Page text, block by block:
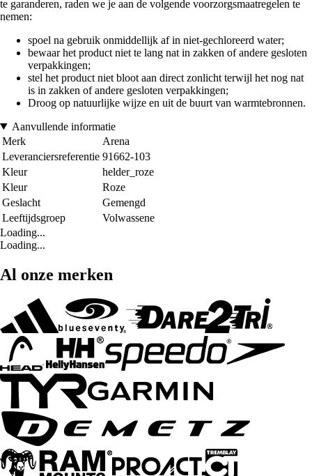
te garanderen, raden we je aan de volgende voorzorgsmaatregelen te
nemen:
spoel na gebruik onmiddellijk af in niet-gechloreerd water;
bewaar het product niet te lang nat in zakken of andere gesloten
verpakkingen;
stel het product niet bloot aan direct zonlicht terwijl het nog nat
is in zakken of andere gesloten verpakkingen;
Droog op natuurlijke wijze en uit de buurt van warmtebronnen.
Aanvullende informatie
Merk
Arena
Leveranciersreferentie 91662-103
Kleur
helder_roze
Kleur
Roze
Geslacht
Gemengd
Leeftijdsgroep
Volwassene
Loading...
Loading...
Al onze merken